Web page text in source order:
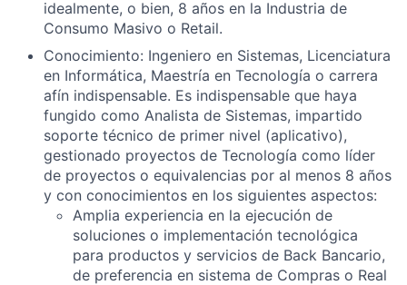
idealmente, o bien, 8 años en la Industria de
Consumo Masivo o Retail.
Conocimiento: Ingeniero en Sistemas, Licenciatura
en Informática, Maestría en Tecnología o carrera
afín indispensable. Es indispensable que haya
fungido como Analista de Sistemas, impartido
soporte técnico de primer nivel (aplicativo),
gestionado proyectos de Tecnología como líder
de proyectos o equivalencias por al menos 8 años
y con conocimientos en los siguientes aspectos:
Amplia experiencia en la ejecución de
soluciones o implementación tecnológica
para productos y servicios de Back Bancario,
de preferencia en sistema de Compras o Real